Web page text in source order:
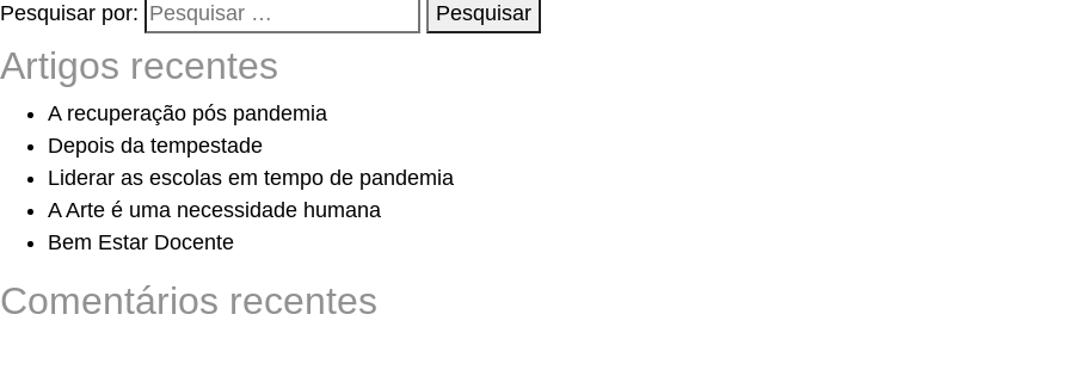
Pesquisar por:
Pesquisar
Artigos recentes
A recuperação pós pandemia
Depois da tempestade
Liderar as escolas em tempo de pandemia
A Arte é uma necessidade humana
Bem Estar Docente
Comentários recentes